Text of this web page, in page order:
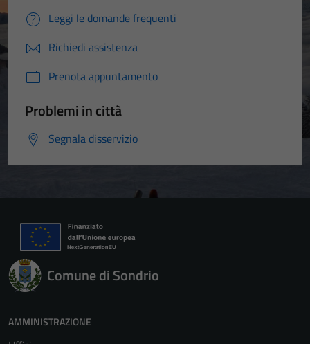
Leggi le domande frequenti
Richiedi assistenza
Prenota appuntamento
Problemi in città
Segnala disservizio
Comune di Sondrio
AMMINISTRAZIONE